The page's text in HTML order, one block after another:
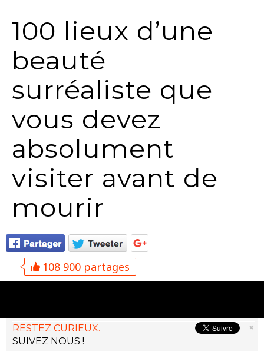
100 lieux d’une
beauté
surréaliste que
vous devez
absolument
visiter avant de
mourir
108 900 partages
×
RESTEZ CURIEUX.
SUIVEZ NOUS !